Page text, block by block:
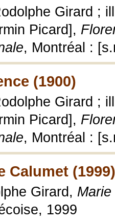
Girard ;
Picard],
, Montréal :
(1900)
Girard ;
Picard],
, Montréal :
Calumet (1999)
Girard,
1999